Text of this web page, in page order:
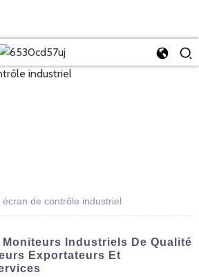
écran de contrôle industriel
Moniteurs Industriels De Qualité
Exportateurs Et